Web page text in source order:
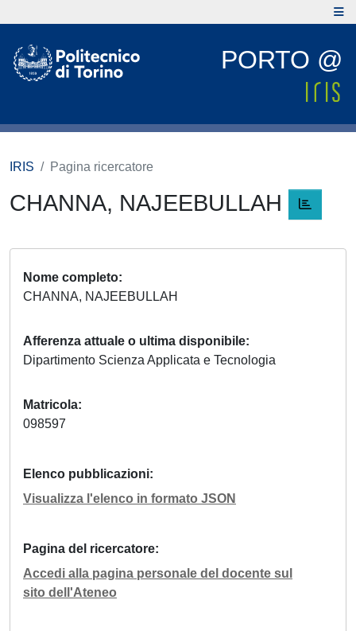
PORTO @
IRIS Pagina ricercatore
CHANNA, NAJEEBULLAH
Nome completo
CHANNA, NAJEEBULLAH
Afferenza attuale o ultima disponibile
Dipartimento Scienza Applicata e Tecnologia
Matricola
098597
Elenco pubblicazioni
Visualizza l'elenco in formato JSON
Pagina del ricercatore
Accedi alla pagina personale del docente sul
sito dell'Ateneo